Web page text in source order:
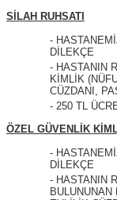
SİLAH RUHSATI
-
DİLEKÇE
- HASTANIN
KİMLİK
CÜZDANI,
- 250 TL
ÖZEL GÜVENLİK
-
DİLEKÇE
- HASTANIN